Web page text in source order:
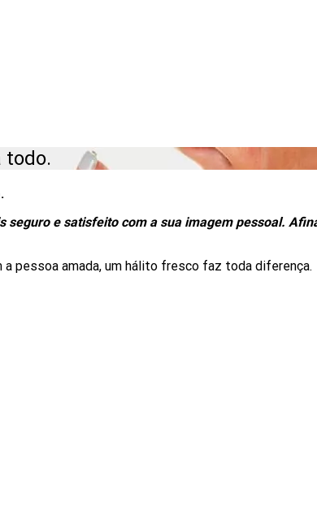
todo.
seguro e satisfeito com a sua imagem pessoal.
a pessoa amada, um hálito fresco faz toda diferença.